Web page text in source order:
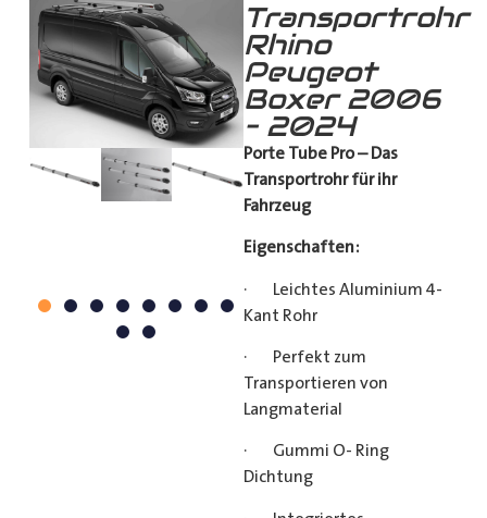
Transportrohr
Rhino
Peugeot
Boxer 2006
– 2024
Porte Tube Pro – Das
Transportrohr für ihr
Fahrzeug
Eigenschaften:
· Leichtes Aluminium 4-
Kant Rohr
· Perfekt zum
Transportieren von
Langmaterial
· Gummi O- Ring
Dichtung